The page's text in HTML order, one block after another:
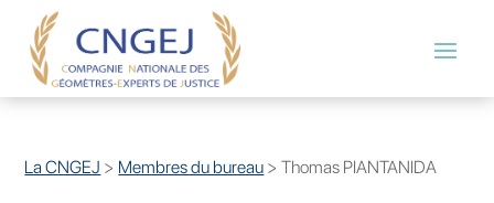
La CNGEJ > Membres du bureau >Thomas PIANTANIDA